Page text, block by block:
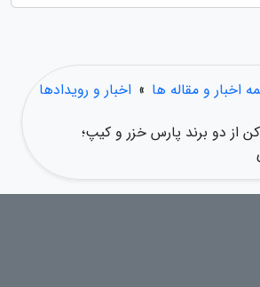
اخبار و مقاله ها » اخبار و رویدادها
از دو برند پارس خزر و کیپ؛